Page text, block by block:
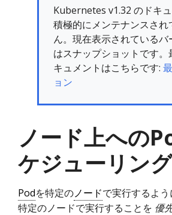
Kubernetes v1.32 のドキ
積極的にメンテナンスされ
ん。現在表示されているバ
はスナップショットです。
キュメントはこちらです:
ョン
ノード上への
ケジューリング
Podを特定のノードで実行するよう
特定のノードで実行することを 優